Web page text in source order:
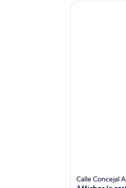
Calle Concejal